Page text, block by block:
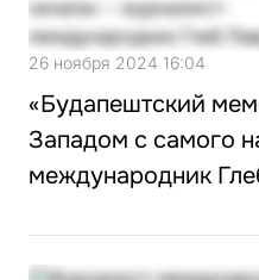
26 ноября 2024 16:04
«Будапештский
Западом с самого
международник